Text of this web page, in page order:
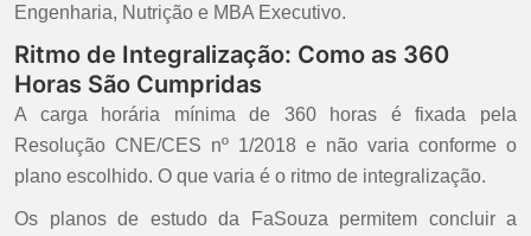
Engenharia, Nutrição e MBA Executivo.
Ritmo de Integralização: Como as 360
Horas São Cumpridas
A carga horária mínima de 360 horas é fixada pela
Resolução CNE/CES nº 1/2018 e não varia conforme o
plano escolhido. O que varia é o ritmo de integralização.
Os planos de estudo da FaSouza permitem concluir a